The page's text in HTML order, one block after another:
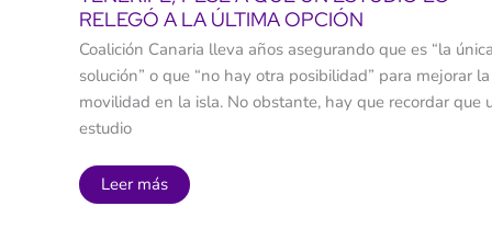
RELEGÓ A LA ÚLTIMA OPCIÓN
Coalición Canaria lleva años asegurando que es “la única
solución” o que “no hay otra posibilidad” para mejorar la
movilidad en la isla. No obstante, hay que recordar que
estudio
CC
defiende
Leer más